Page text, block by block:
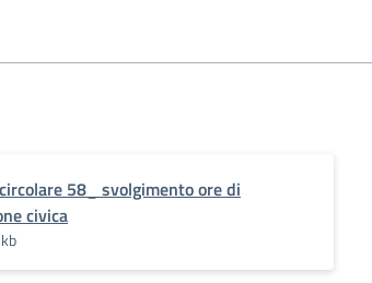
58_ svolgimento ore di
civica